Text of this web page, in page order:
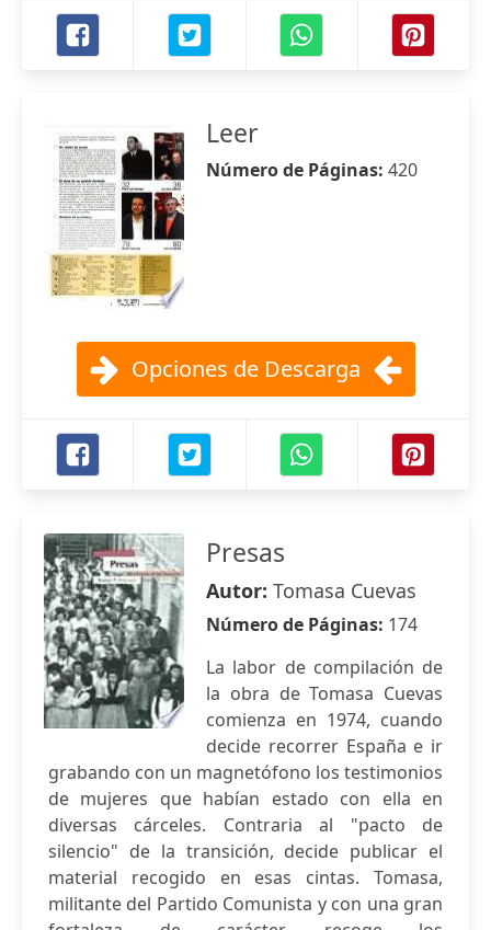
Leer
Número de Páginas: 420
Opciones de Descarga
Presas
Autor: Tomasa Cuevas
Número de Páginas: 174
La labor de compilación de
la obra de Tomasa Cuevas
comienza en 1974, cuando
decide recorrer España e ir
grabando con un magnetófono los testimonios
de mujeres que habían estado con ella en
diversas cárceles. Contraria al "pacto de
silencio" de la transición, decide publicar el
material recogido en esas cintas. Tomasa,
militante del Partido Comunista y con una gran